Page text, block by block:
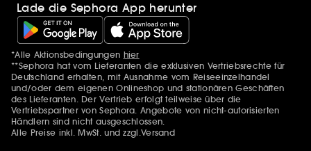
Lade die Sephora App herunter
Zusätzlich Erwähnungen
*Alle Aktionsbedingungen hier
**Sephora hat vom Lieferanten die exklusiven Vertriebsrechte für
Deutschland erhalten, mit Ausnahme vom Reiseeinzelhandel
und/oder dem eigenen Onlineshop und stationären Geschäften
des Lieferanten. Der Vertrieb erfolgt teilweise über die
Vertriebspartner von Sephora. Angebote von nicht-autorisierten
Händlern sind nicht ausgeschlossen.
Alle Preise inkl. MwSt. und zzgl.Versand